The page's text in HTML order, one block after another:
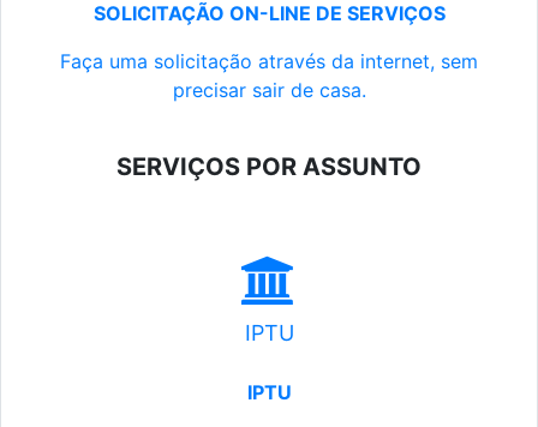
SOLICITAÇÃO ON-LINE DE SERVIÇOS
Faça uma solicitação através da internet, sem
precisar sair de casa.
SERVIÇOS POR ASSUNTO
IPTU
IPTU